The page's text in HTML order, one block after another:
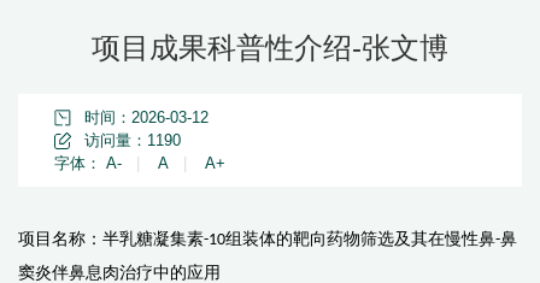
项目成果科普性介绍-张文博
时间：2026-03-12
访问量： 1190
字体： A- A A+
项目名称：半乳糖凝集素-10组装体的靶向药物筛选及其在慢性鼻-鼻
窦炎伴鼻息肉治疗中的应用